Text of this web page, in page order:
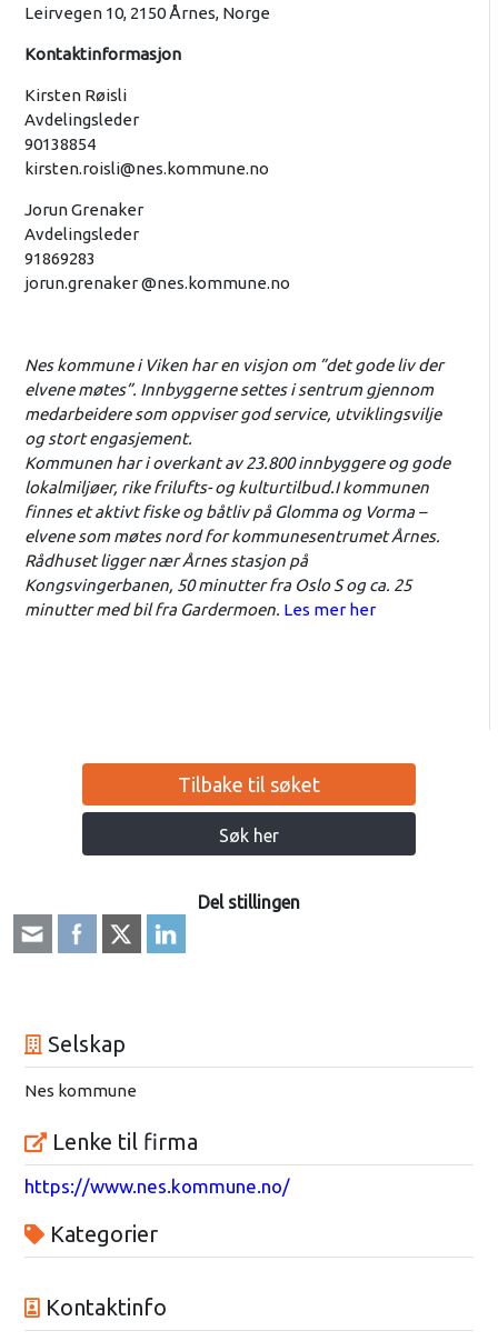
Leirvegen 10, 2150 Årnes, Norge
Kontaktinformasjon
Kirsten Røisli
Avdelingsleder
90138854
kirsten.roisli@nes.kommune.no
Jorun Grenaker
Avdelingsleder
91869283
jorun.grenaker @nes.kommune.no
Nes kommune i Viken har en visjon om ”det gode liv der
elvene møtes”. Innbyggerne settes i sentrum gjennom
medarbeidere som oppviser god service, utviklingsvilje
og stort engasjement.
Kommunen har i overkant av 23.800 innbyggere og gode
lokalmiljøer, rike frilufts- og kulturtilbud.I kommunen
finnes et aktivt fiske og båtliv på Glomma og Vorma –
elvene som møtes nord for kommunesentrumet Årnes.
Rådhuset ligger nær Årnes stasjon på
Kongsvingerbanen, 50 minutter fra Oslo S og ca. 25
minutter med bil fra Gardermoen. Les mer her
Tilbake til søket
Søk her
Del stillingen
Selskap
Nes kommune
Lenke til firma
https://www.nes.kommune.no/
Kategorier
Kontaktinfo